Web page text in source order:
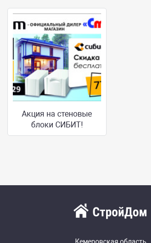
Акция на стеновые
блоки СИБИТ!